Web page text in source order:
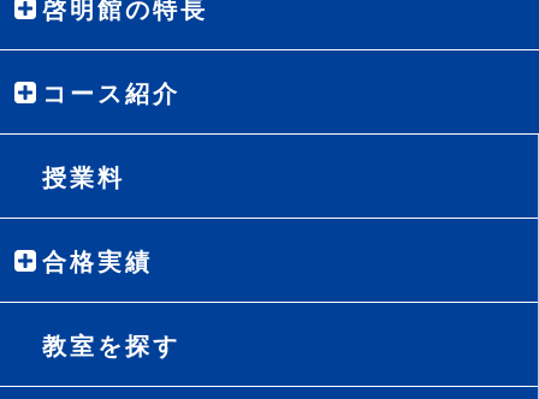
啓明館の特長
コース紹介
授業料
合格実績
教室を探す